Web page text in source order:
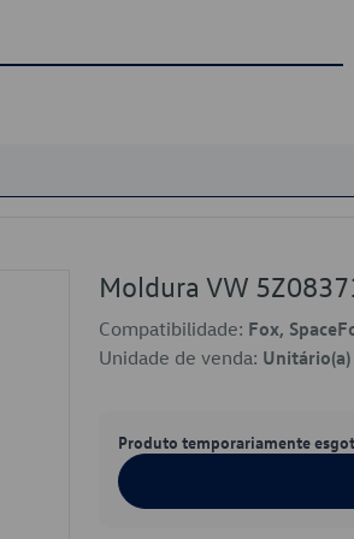
Moldura VW
Compatibilidade: Fox,
Unidade de venda: Unitário(a)
Produto temporariamente